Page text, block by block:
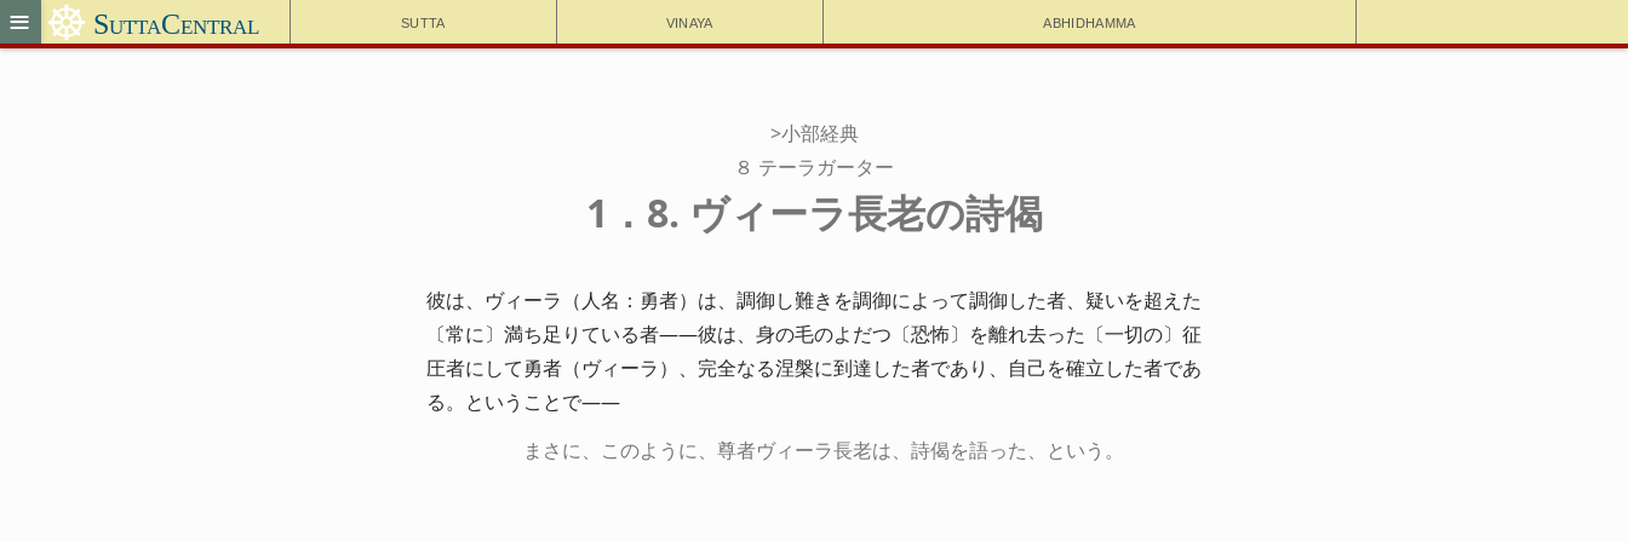
Sutta Vinaya Abhidhamma
≡ ☸ SuttaCentral
>小部経典
８ テーラガーター
1．8. ヴィーラ長老の詩偈
彼は、ヴィーラ（人名：勇者）は、調御し難きを調御によって調御した者、疑いを超えた
〔常に〕満ち足りている者――彼は、身の毛のよだつ〔恐怖〕を離れ去った〔一切の〕征
圧者にして勇者（ヴィーラ）、完全なる涅槃に到達した者であり、自己を確立した者であ
る。ということで――
まさに、このように、尊者ヴィーラ長老は、詩偈を語った、という。